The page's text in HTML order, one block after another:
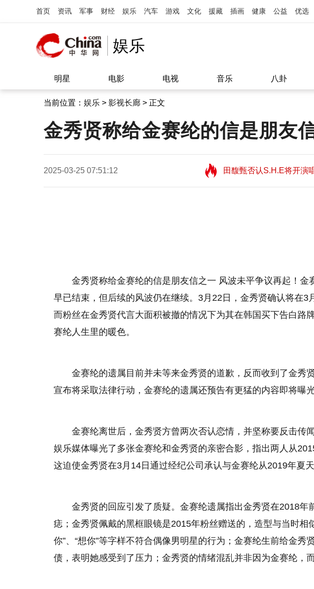
首页 资讯 军事 财经 娱乐 汽车 游戏 文化 援藏 插画 健康 公益 优选
娱乐
明星 电影 电视 音乐 八卦
当前位置： 娱乐 > 影视长廊 > 正文
金秀贤称给金赛纶的信是朋友
2025-03-25 07:51:12
田馥甄否认S.H.E将开演
望11:08
田馥甄否认S.H.E将开演
金秀贤称给金赛纶的信是朋友信之一 风波未平争议再起！金
早已结束，但后续的风波仍在继续。3月22日，金秀贤确认将在3
而粉丝在金秀贤代言大面积被撤的情况下为其在韩国买下告白路
赛纶人生里的暖色。
金赛纶的遗属目前并未等来金秀贤的道歉，反而收到了金秀
宣布将采取法律行动，金赛纶的遗属还预告有更猛的内容即将曝光
金赛纶离世后，金秀贤方曾两次否认恋情，并坚称要反击传
娱乐媒体曝光了多张金赛纶和金秀贤的亲密合影，指出两人从
这迫使金秀贤在3月14日通过经纪公司承认与金赛纶从2019年夏
金秀贤的回应引发了质疑。金赛纶遗属指出金秀贤在2018年
痣；金秀贤佩戴的黑框眼镜是2015年粉丝赠送的，造型与当时相
你”、“想你”等字样不符合偶像男明星的行为；金赛纶生前给金秀
债，表明她感受到了压力；金秀贤的情绪混乱并非因为金赛纶，